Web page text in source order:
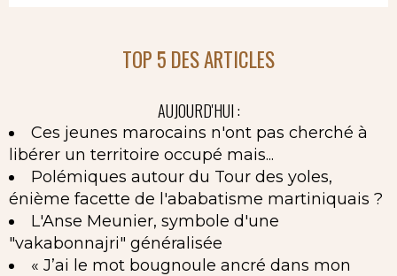
TOP 5 DES ARTICLES
AUJOURD'HUI :
Ces jeunes marocains n'ont pas cherché à
libérer un territoire occupé mais...
Polémiques autour du Tour des yoles,
énième facette de l'ababatisme martiniquais ?
L'Anse Meunier, symbole d'une
"vakabonnajri" généralisée
« J’ai le mot bougnoule ancré dans mon